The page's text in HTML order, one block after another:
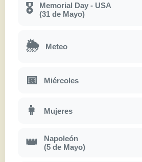
🎖
Memorial Day - USA
(31 de Mayo)
🌦 Meteo
📅 Miércoles
👩 Mujeres
👑
Napoleón
(5 de Mayo)